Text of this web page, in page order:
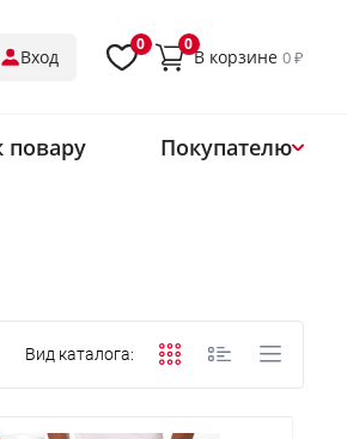
Оплата
Доставка
Контакты
Вход
0 0
В корзине 0 ₽
повару Покупателю
Вид каталога: